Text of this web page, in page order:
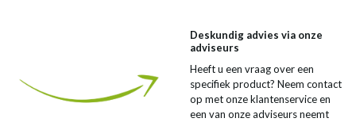
Deskundig advies via onze
adviseurs
Heeft u een vraag over een
specifiek product? Neem contact
op met onze klantenservice en
een van onze adviseurs neemt